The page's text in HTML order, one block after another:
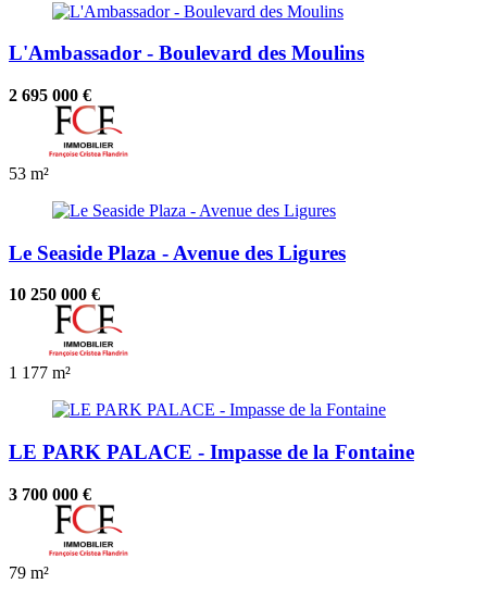
L'Ambassador - Boulevard des Moulins
2 695 000 €
53 m²
Le Seaside Plaza - Avenue des Ligures
10 250 000 €
1 177 m²
LE PARK PALACE - Impasse de la Fontaine
3 700 000 €
79 m²